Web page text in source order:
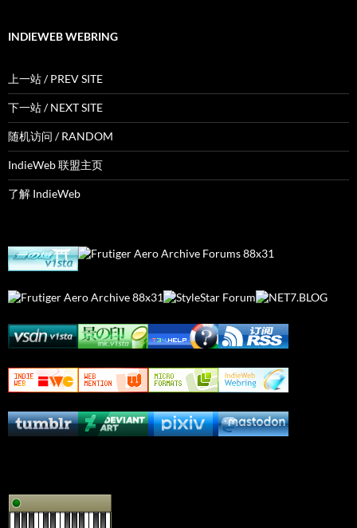
INDIEWEB WEBRING
上一站 / PREV SITE
下一站 / NEXT SITE
随机访问 / RANDOM
IndieWeb 联盟主页
了解 IndieWeb